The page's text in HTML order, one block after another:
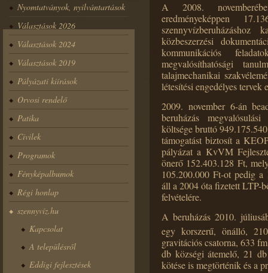
Nyomtatványok, nyilvántartások
Választások 2026
Választások 2024
Választások 2019
Pályázati kiírások
Orvosi rendelő
Patika
Civilek
Programok
Fényképalbumok
Régi honlap
szennyvíz.hu
Kapcsolat
A településről
Eddigi fejlesztések
A 2008.
eredményeképpen
szennyvízberuházáshoz
közbeszerzési
kommunikációs
megvalósíthatósági
talajmechanikai
létesítési engedélyes tervek
2009. november 6-án
beruházás
költsége bruttó
támogatást biztosít a
pályázat a KvVM
önerő 152.403.128 Ft,
105.200.000 Ft-ot pedig a
áll a 2004 óta fizetett LTP-
felvételére.
A beruházás 2010.
egy korszerű, önálló,
gravitációs csatorna, 633
db községi átemelő, 21
kötése is megtörténik és a